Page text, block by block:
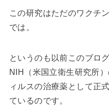
この研究はただのワクチ
では。
というのも以前このブロ
NIH（米国立衛生研究所
ィルスの治療薬として正
ているのです。